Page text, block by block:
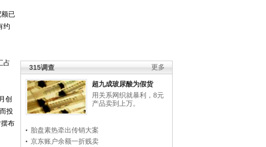
更多
315调查
超九成玻尿酸为假货
用关系网织就暴利，8元
产品卖到上万。
胎盘素热牵出传销大案
京东账户余额一折贱卖
已
约
占
创
投
布